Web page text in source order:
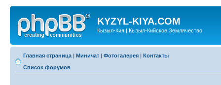
KYZYL-KIYA.COM
Кызыл-Кия | Кызыл-Кийское Землячество
Главная страница | Миничат | Фотогалерея | Контакты
Список форумов